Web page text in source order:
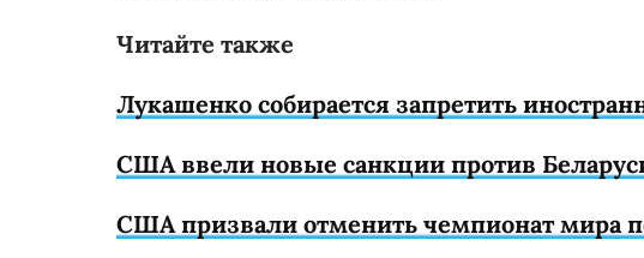
Читайте также
Лукашенко собирается запретить
США ввели новые санкции против
США призвали отменить чемпионат мира